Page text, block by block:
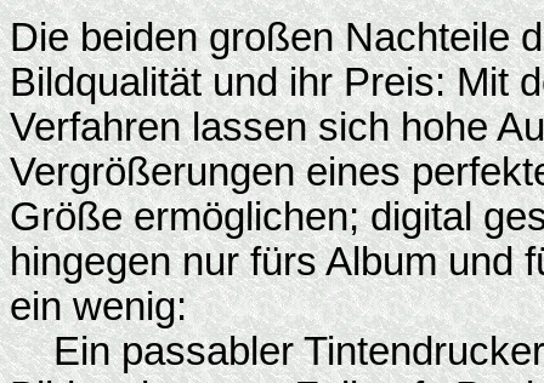
Die beiden großen Nachteile
Bildqualität und ihr Preis: Mit
Verfahren lassen sich hohe
Vergrößerungen eines
Größe ermöglichen; digital
hingegen nur fürs Album und
ein wenig:
Ein passabler Tintendrucker